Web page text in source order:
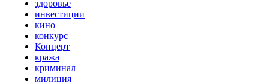
здоровье
инвестиции
кино
конкурс
Концерт
кража
криминал
милиция